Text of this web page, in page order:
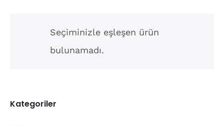
Seçiminizle eşleşen ürün
bulunamadı.
Kategoriler